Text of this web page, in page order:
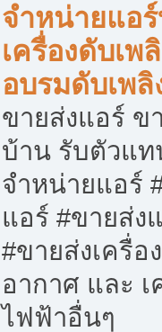
จำหน่ายแอ
เครื่องดับเพ
อบรมดับเพลิ
ขายส่งแอร์ ข
บ้าน รับตัวแท
จำหน่ายแอร์
แอร์ #ขายส่ง
#ขายส่งเครื่อ
อากาศ และ เ
ไฟฟ้าอื่นๆ